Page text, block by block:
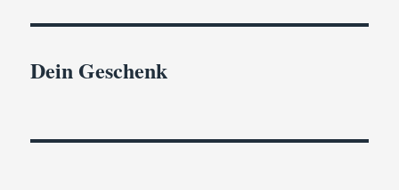
Dein Geschenk